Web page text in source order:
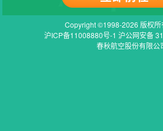
Copyright ©1998-2026 版权所
沪ICP备11008880号-1 沪公网安备
春秋航空股份有限公